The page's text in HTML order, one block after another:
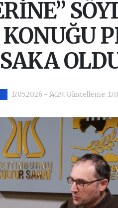
SAKA
17.05.2026 - 14:29, Güncelleme: